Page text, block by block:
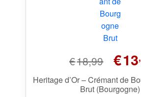
€18,99
prijs
was:
€18,99.
€13
Heritage d’Or – Crémant de
Brut (Bourgogne)